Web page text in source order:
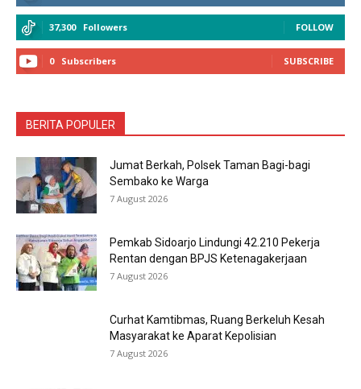
37,300 Followers FOLLOW
0 Subscribers SUBSCRIBE
BERITA POPULER
Jumat Berkah, Polsek Taman Bagi-bagi
Sembako ke Warga
7 August 2026
Pemkab Sidoarjo Lindungi 42.210 Pekerja
Rentan dengan BPJS Ketenagakerjaan
7 August 2026
Curhat Kamtibmas, Ruang Berkeluh Kesah
Masyarakat ke Aparat Kepolisian
7 August 2026